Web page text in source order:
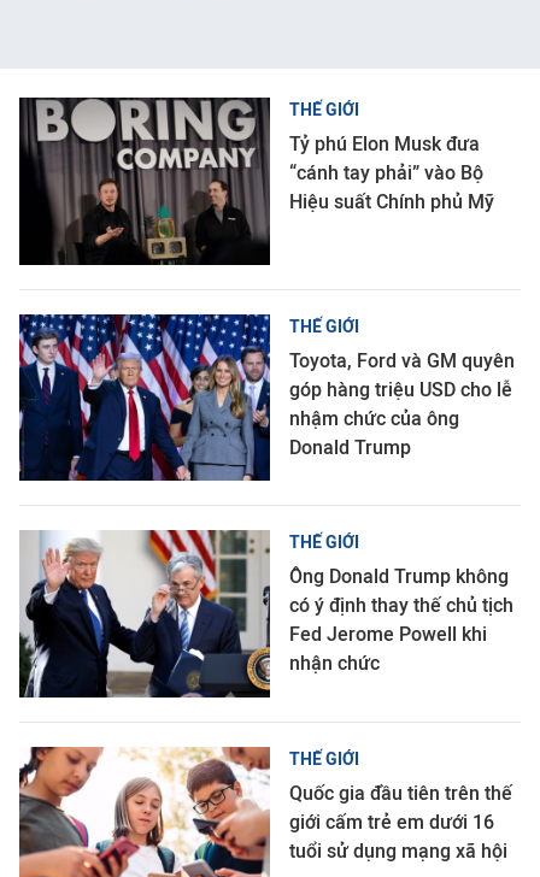
THẾ GIỚI
Tỷ phú Elon Musk đưa
“cánh tay phải” vào Bộ
Hiệu suất Chính phủ Mỹ
THẾ GIỚI
Toyota, Ford và GM quyên
góp hàng triệu USD cho lễ
nhậm chức của ông
Donald Trump
THẾ GIỚI
Ông Donald Trump không
có ý định thay thế chủ tịch
Fed Jerome Powell khi
nhận chức
THẾ GIỚI
Quốc gia đầu tiên trên thế
giới cấm trẻ em dưới 16
tuổi sử dụng mạng xã hội